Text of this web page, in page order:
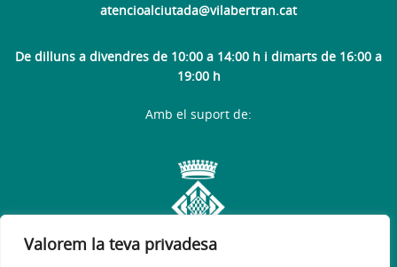
Valorem la teva privadesa
atencioalciutada@vilabertran.cat
De dilluns a divendres de 10:00 a 14:00 h i dimarts de 16:00 a
19:00 h
Amb el suport de: